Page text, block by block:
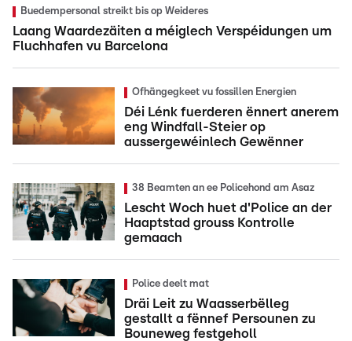
Buedempersonal streikt bis op Weideres
Laang Waardezäiten a méiglech Verspéidungen um
Fluchhafen vu Barcelona
Ofhängegkeet vu fossillen Energien
Déi Lénk fuerderen ënnert anerem
eng Windfall-Steier op
aussergewéinlech Gewënner
38 Beamten an ee Policehond am Asaz
Lescht Woch huet d'Police an der
Haaptstad grouss Kontrolle
gemaach
Police deelt mat
Dräi Leit zu Waasserbëlleg
gestallt a fënnef Persounen zu
Bouneweg festgeholl